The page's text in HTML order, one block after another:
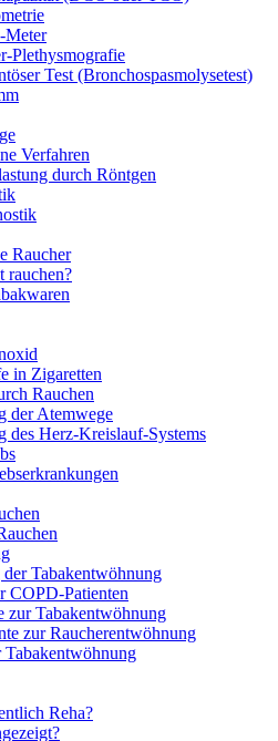
Meter
Plethysmografie
Test (Bronchospasmolysetest)
Verfahren
durch Röntgen
Raucher
rauchen?
in Zigaretten
Rauchen
der Atemwege
des Herz-Kreislauf-Systems
Tabakentwöhnung
COPD-Patienten
zur Tabakentwöhnung
zur Raucherentwöhnung
Tabakentwöhnung
Reha?